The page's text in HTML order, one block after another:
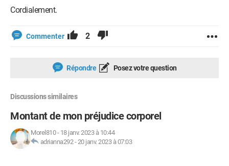
Cordialement.
Commenter 2
Répondre Posez votre question
Discussions similaires
Montant de mon préjudice corporel
Morel810- 18 janv. 2023 à 10:44
adrianna292-20 janv. 2023 à 07:03